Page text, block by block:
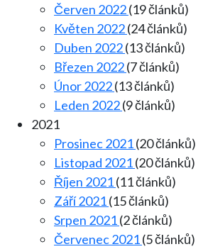
Červen 2022(19 článků)
Květen 2022(24 článků)
Duben 2022(13 článků)
Březen 2022(7 článků)
Únor 2022(13 článků)
Leden 2022(9 článků)
2021
Prosinec 2021(20 článků)
Listopad 2021(20 článků)
Říjen 2021(11 článků)
Září 2021(15 článků)
Srpen 2021(2 článků)
Červenec 2021(5 článků)